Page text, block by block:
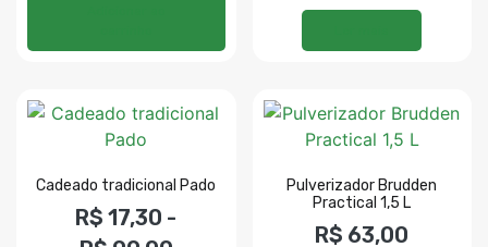
Cadeado tradicional Pado
R$ 17,30 -
Pulverizador Brudden
Practical 1,5 L
R$ 63,00